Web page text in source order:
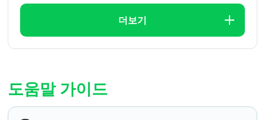
더보기
도움말 가이드